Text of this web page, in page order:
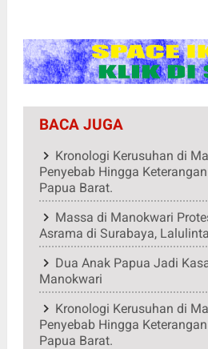
BACA JUGA
Kronologi Kerusuhan di
Penyebab Hingga
Papua Barat.
Massa di Manokwari
Asrama di Surabaya,
Dua Anak Papua Jadi
Manokwari
Kronologi Kerusuhan di
Penyebab Hingga
Papua Barat.